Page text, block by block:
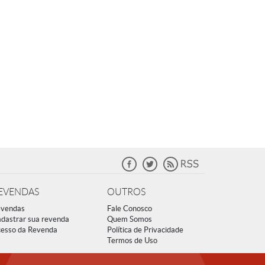
sua revenda
da Revenda
OUTROS
Fale Conosco
Quem Somos
Política de Privacidade
Termos de Uso